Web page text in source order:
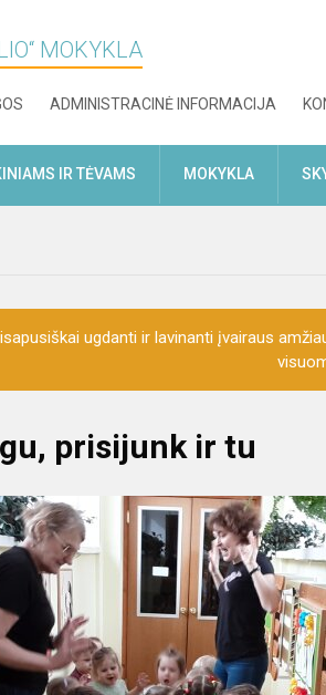
MOKYKLA
ADMINISTRACINĖ INFORMACIJA
IR TĖVAMS MOKYKLA
ugdanti ir lavinanti įvairaus
prisijunk ir tu